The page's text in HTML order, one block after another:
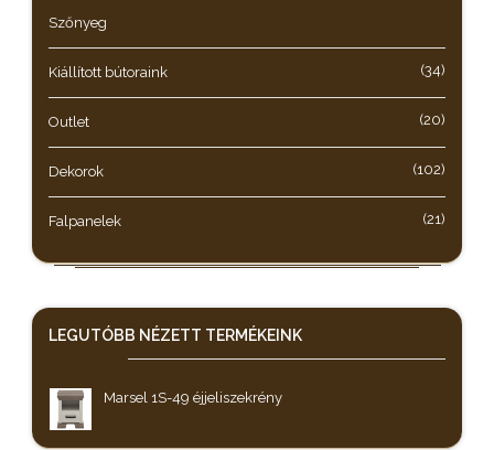
Szőnyeg
Kiállított bútoraink (34)
Outlet (20)
Dekorok (102)
Falpanelek (21)
LEGUTÓBB NÉZETT TERMÉKEINK
Marsel 1S-49 éjjeliszekrény